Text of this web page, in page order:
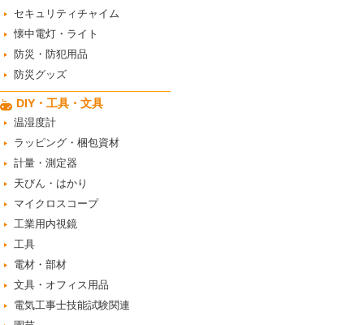
セキュリティチャイム
懐中電灯・ライト
防災・防犯用品
防災グッズ
DIY・工具・文具
温湿度計
ラッピング・梱包資材
計量・測定器
天びん・はかり
マイクロスコープ
工業用内視鏡
工具
電材・部材
文具・オフィス用品
電気工事士技能試験関連